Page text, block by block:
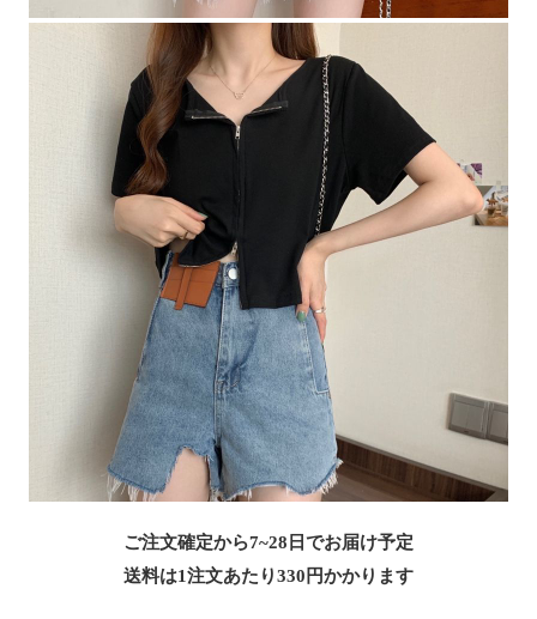
ご注文確定から7~28日でお届け予定
送料は1注文あたり330 円かかります